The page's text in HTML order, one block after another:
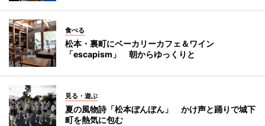
食べる
松本・裏町にベーカリーカフェ＆ワイン
「escapism」 朝からゆっくりと
見る・遊ぶ
夏の風物詩「松本ぼんぼん」 かけ声と踊りで城下
町を熱気に包む